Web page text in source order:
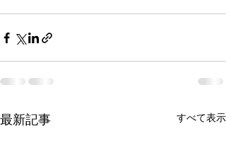
最新記事 すべて表示